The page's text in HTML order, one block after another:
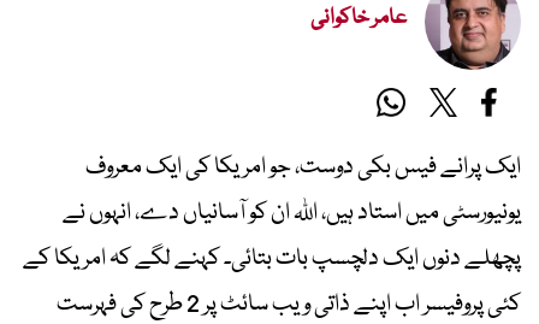
عامر خاکوانی
ایک پرانے فیس بکی دوست، جو امریکا کی ایک معروف
یونیورسٹی میں استاد ہیں، اللہ ان کو آسانیاں دے، انہوں نے
پچھلے دنوں ایک دلچسپ بات بتائی۔ کہنے لگے کہ امریکا کے
کئی پروفیسر اب اپنے ذاتی ویب سائٹ پر 2 طرح کی فہرست